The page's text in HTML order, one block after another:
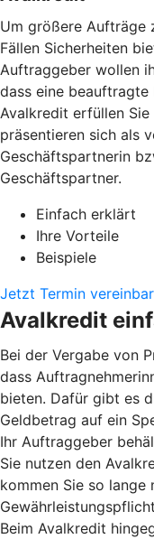
Um größere Aufträge
Fällen Sicherheiten
Auftraggeber wollen
dass eine
Avalkredit erfüllen
präsentieren sich als
Geschäftspartnerin
Geschäftspartner.
Einfach erklärt
Ihre Vorteile
Beispiele
Jetzt Termin
Avalkredit
Bei der Vergabe von
dass
bieten. Dafür gibt es
Geldbetrag auf ein
Ihr Auftraggeber
Sie nutzen den
kommen Sie so lange
Beim Avalkredit